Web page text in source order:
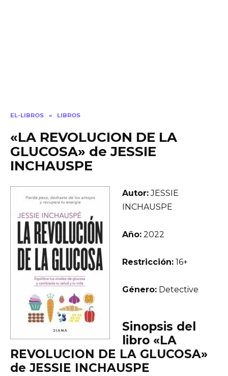
EL-LIBROS » LIBROS
«LA REVOLUCION DE LA
GLUCOSA» de JESSIE
INCHAUSPE
Autor:JESSIE
INCHAUSPE
Año: 2022
Restricción: 16+
Género: Detective
Sinopsis del
libro «LA
REVOLUCION DE LA GLUCOSA»
de JESSIE INCHAUSPE